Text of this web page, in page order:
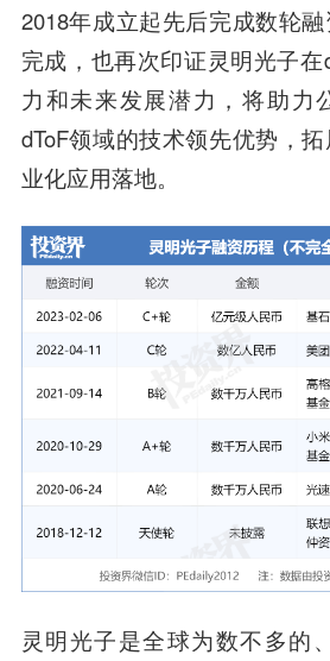
2018年成立起先后完成数轮
完成，也再次印证灵明光子在
力和未来发展潜力，将助力
dToF领域的技术领先优势，
业化应用落地。
灵明光子是全球为数不多的